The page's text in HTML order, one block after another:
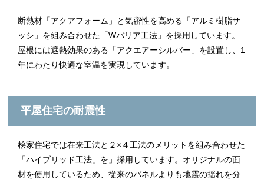
断熱材「アクアフォーム」と気密性を高める「アルミ樹脂サ
ッシ」を組み合わせた「Wバリア工法」を採用しています。
屋根には遮熱効果のある「アクエアーシルバー」を設置し、1
年にわたり快適な室温を実現しています。
平屋住宅の耐震性
桧家住宅では在来工法と２×４工法のメリットを組み合わせた
「ハイブリッド工法」を」採用しています。オリジナルの面
材を使用しているため、従来のパネルよりも地震の揺れを分